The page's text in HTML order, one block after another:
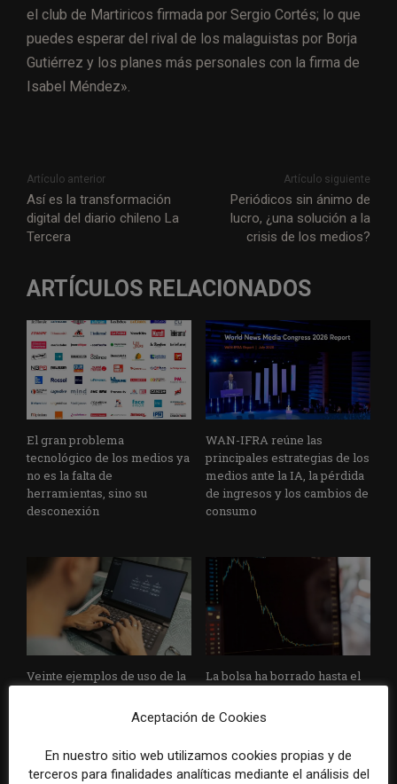
el club de Martiricos firmada por Sergio Cortés; lo que
puedes esperar del rival de los malaguistas por Borja
Gutiérrez y los planes más personales con la firma de
Isabel Méndez».
Artículo anterior
Así es la transformación
digital del diario chileno La
Tercera
Artículo siguiente
Periódicos sin ánimo de
lucro, ¿una solución a la
crisis de los medios?
ARTÍCULOS RELACIONADOS
El gran problema
tecnológico de los medios ya
no es la falta de
herramientas, sino su
desconexión
WAN-IFRA reúne las
principales estrategias de los
medios ante la IA, la pérdida
de ingresos y los cambios de
consumo
Veinte ejemplos de uso de la
y negocios periodísticos
La bolsa ha borrado hasta el
grandes grupos de prensa
Aceptación de Cookies
En nuestro sitio web utilizamos cookies propias y de
terceros para finalidades analíticas mediante el análisis del